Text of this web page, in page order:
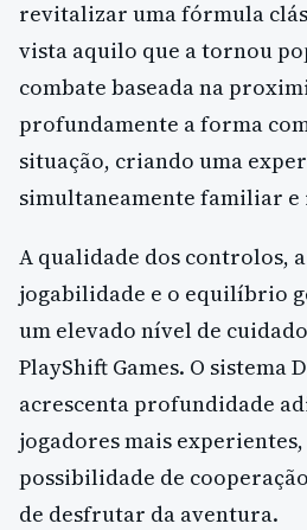
revitalizar uma fórmula
vista aquilo que a tornou
combate baseada na
profundamente a forma
situação, criando uma
simultaneamente familiar e
A qualidade dos controlos,
jogabilidade e o equilíbrio
um elevado nível de
PlayShift Games. O sistema
acrescenta profundidade
jogadores mais
possibilidade de
de desfrutar da aventura.